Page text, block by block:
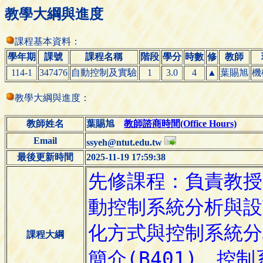
教學大綱與進度
課程基本資料：
學年期
課號 課程名稱 階段 學分 時數 修 教師
114-1
347476 自動控制及實驗 1 3.0 4 ▲ 葉賜旭 機
教學大綱與進度：
教師姓名 葉賜旭教師諮商時間(Office Hours)
Email
ssyeh@ntut.edu.tw
最後更新時間
2025-11-19 17:59:38
課程大綱